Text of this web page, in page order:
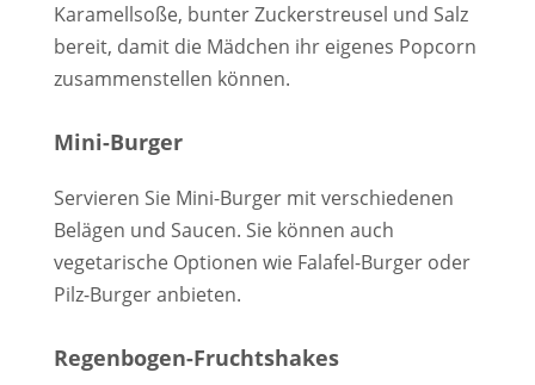
Karamellsoße, bunter Zuckerstreusel und Salz
bereit, damit die Mädchen ihr eigenes Popcorn
zusammenstellen können.
Mini-Burger
Servieren Sie Mini-Burger mit verschiedenen
Belägen und Saucen. Sie können auch
vegetarische Optionen wie Falafel-Burger oder
Pilz-Burger anbieten.
Regenbogen-Fruchtshakes